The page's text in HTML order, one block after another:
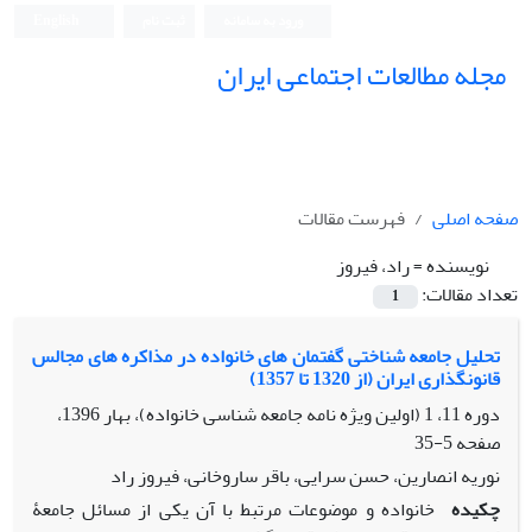
مجله مطالعات اجتماعی ایران
صفحه اصلی
فهرست مقالات
نویسنده =راد، فیروز
تعداد مقالات:
1
تحلیل جامعه شناختی گفتمان های خانواده در مذاکره های مجالس
قانونگذاری ایران (از 1320 تا 1357)
دوره 11، 1 (اولین ویژه نامه جامعه شناسی خانواده)، بهار 1396،
صفحه5-35
نوریه انصارین، حسن سرایی، باقر ساروخانی، فیروز راد
چکیده خانواده و موضوعات مرتبط با آن یکی از مسائل جامعۀ